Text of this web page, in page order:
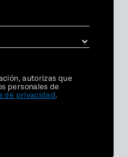
autorizas que
personales de
de privacidad.